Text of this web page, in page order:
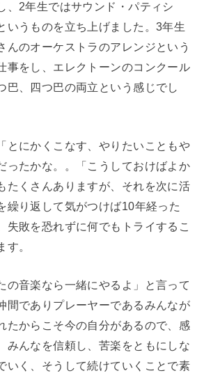
、2年生ではサウンド・パティシ
いうものを立ち上げました。3年生
んのオーケストラのアレンジという
事をし、エレクトーンのコンクール
巴、四つ巴の両立という感じでし
とにかくこなす、やりたいこともや
ったかな。。「こうしておけばよか
たくさんありますが、それを次に活
繰り返して気がつけば10年経った
失敗を恐れずに何でもトライするこ
す。
の音楽なら一緒にやるよ」と言って
間でありプレーヤーであるみんなが
たからこそ今の自分があるので、感
みんなを信頼し、苦楽をともにしな
いく、そうして続けていくことで素